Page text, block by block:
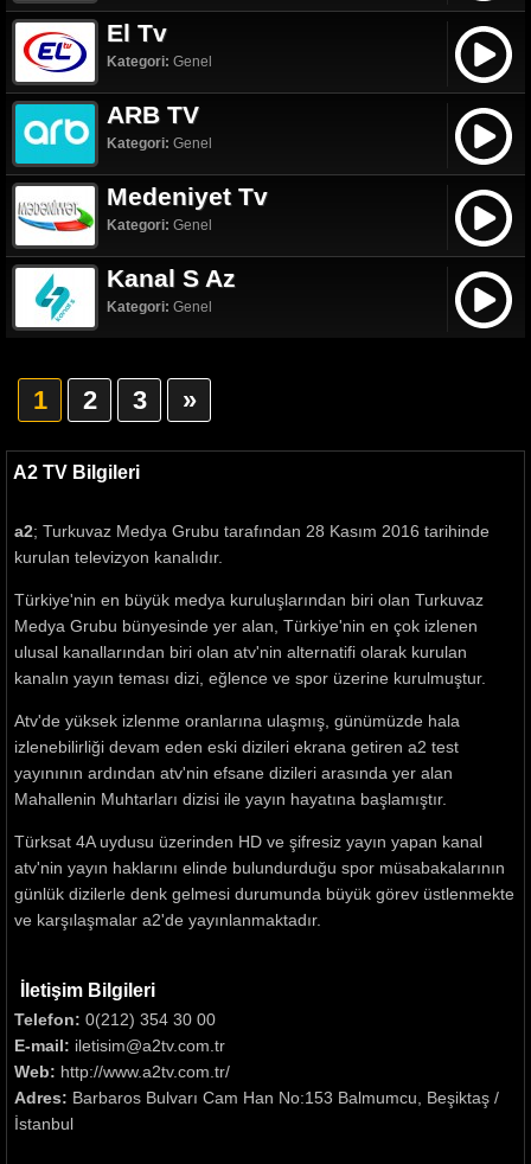
El Tv
Kategori: Genel
ARB TV
Kategori: Genel
Medeniyet Tv
Kategori: Genel
Kanal S Az
Kategori: Genel
1 2 3 »
A2 TV Bilgileri
a2; Turkuvaz Medya Grubu tarafından 28 Kasım 2016 tarihinde
kurulan televizyon kanalıdır.
Türkiye'nin en büyük medya kuruluşlarından biri olan Turkuvaz
Medya Grubu bünyesinde yer alan, Türkiye'nin en çok izlenen
ulusal kanallarından biri olan atv'nin alternatifi olarak kurulan
kanalın yayın teması dizi, eğlence ve spor üzerine kurulmuştur.
Atv'de yüksek izlenme oranlarına ulaşmış, günümüzde hala
izlenebilirliği devam eden eski dizileri ekrana getiren a2 test
yayınının ardından atv'nin efsane dizileri arasında yer alan
Mahallenin Muhtarları dizisi ile yayın hayatına başlamıştır.
Türksat 4A uydusu üzerinden HD ve şifresiz yayın yapan kanal
atv'nin yayın haklarını elinde bulundurduğu spor müsabakalarının
günlük dizilerle denk gelmesi durumunda büyük görev üstlenmekte
ve karşılaşmalar a2'de yayınlanmaktadır.
İletişim Bilgileri
Telefon: 0(212) 354 30 00
E-mail: iletisim@a2tv.com.tr
Web: http://www.a2tv.com.tr/
Adres: Barbaros Bulvarı Cam Han No:153 Balmumcu, Beşiktaş /
İstanbul